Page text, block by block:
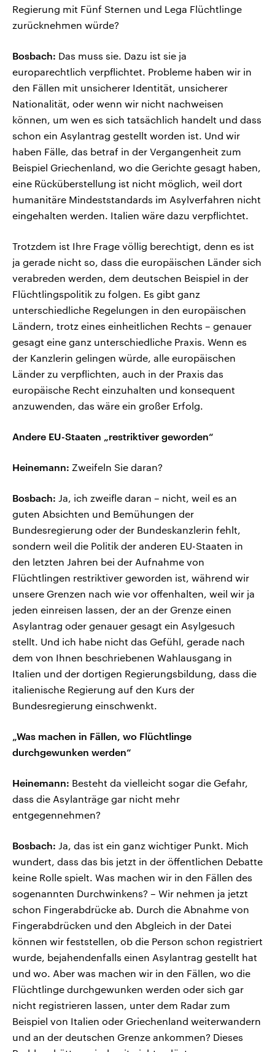
Regierung mit Fünf Sternen und Lega Flüchtlinge
zurücknehmen würde?
Bosbach: Das muss sie. Dazu ist sie ja
europarechtlich verpflichtet. Probleme haben wir in
den Fällen mit unsicherer Identität, unsicherer
Nationalität, oder wenn wir nicht nachweisen
können, um wen es sich tatsächlich handelt und dass
schon ein Asylantrag gestellt worden ist. Und wir
haben Fälle, das betraf in der Vergangenheit zum
Beispiel Griechenland, wo die Gerichte gesagt haben,
eine Rücküberstellung ist nicht möglich, weil dort
humanitäre Mindeststandards im Asylverfahren nicht
eingehalten werden. Italien wäre dazu verpflichtet.
Trotzdem ist Ihre Frage völlig berechtigt, denn es ist
ja gerade nicht so, dass die europäischen Länder sich
verabreden werden, dem deutschen Beispiel in der
Flüchtlingspolitik zu folgen. Es gibt ganz
unterschiedliche Regelungen in den europäischen
Ländern, trotz eines einheitlichen Rechts – genauer
gesagt eine ganz unterschiedliche Praxis. Wenn es
der Kanzlerin gelingen würde, alle europäischen
Länder zu verpflichten, auch in der Praxis das
europäische Recht einzuhalten und konsequent
anzuwenden, das wäre ein großer Erfolg.
Andere EU-Staaten „restriktiver geworden“
Heinemann: Zweifeln Sie daran?
Bosbach: Ja, ich zweifle daran – nicht, weil es an
guten Absichten und Bemühungen der
Bundesregierung oder der Bundeskanzlerin fehlt,
sondern weil die Politik der anderen EU-Staaten in
den letzten Jahren bei der Aufnahme von
Flüchtlingen restriktiver geworden ist, während wir
unsere Grenzen nach wie vor offenhalten, weil wir ja
jeden einreisen lassen, der an der Grenze einen
Asylantrag oder genauer gesagt ein Asylgesuch
stellt. Und ich habe nicht das Gefühl, gerade nach
dem von Ihnen beschriebenen Wahlausgang in
Italien und der dortigen Regierungsbildung, dass die
italienische Regierung auf den Kurs der
Bundesregierung einschwenkt.
„Was machen in Fällen, wo Flüchtlinge
durchgewunken werden“
Heinemann: Besteht da vielleicht sogar die Gefahr,
dass die Asylanträge gar nicht mehr
entgegennehmen?
Bosbach: Ja, das ist ein ganz wichtiger Punkt. Mich
wundert, dass das bis jetzt in der öffentlichen Debatte
keine Rolle spielt. Was machen wir in den Fällen des
sogenannten Durchwinkens? – Wir nehmen ja jetzt
schon Fingerabdrücke ab. Durch die Abnahme von
Fingerabdrücken und den Abgleich in der Datei
können wir feststellen, ob die Person schon registriert
wurde, bejahendenfalls einen Asylantrag gestellt hat
und wo. Aber was machen wir in den Fällen, wo die
Flüchtlinge durchgewunken werden oder sich gar
nicht registrieren lassen, unter dem Radar zum
Beispiel von Italien oder Griechenland weiterwandern
und an der deutschen Grenze ankommen? Dieses